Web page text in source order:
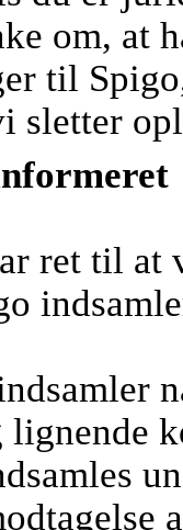
om, at
til
sletter
ret til
lignende